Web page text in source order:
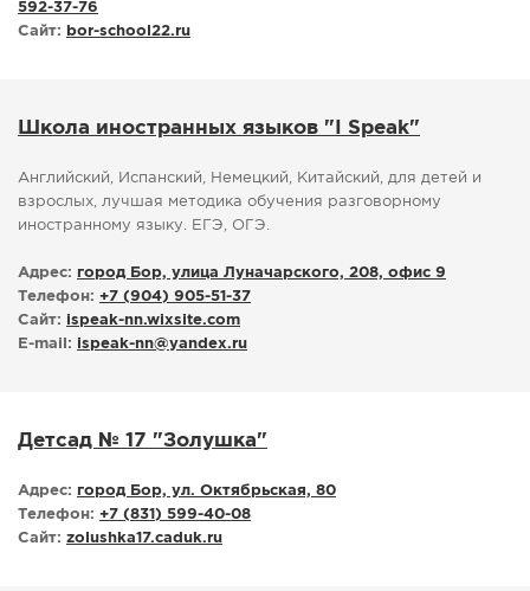
592-37-76
Сайт:
bor-school22.ru
Школа иностранных языков "I Speak"
Английский, Испанский, Немецкий, Китайский, для детей и
взрослых, лучшая методика обучения разговорному
иностранному языку. ЕГЭ, ОГЭ.
Адрес: город Бор, улица Луначарского, 208, офис 9
Телефон: +7 (904) 905-51-37
Сайт: ispeak-nn.wixsite.com
E-mail: ispeak-nn@yandex.ru
Детсад № 17 "Золушка"
Адрес: город Бор, ул. Октябрьская, 80
Телефон: +7 (831) 599-40-08
Сайт: zolushka17.caduk.ru